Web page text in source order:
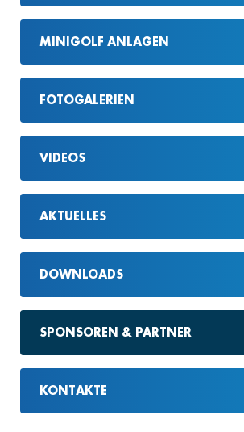
MINIGOLF ANLAGEN
FOTOGALERIEN
VIDEOS
AKTUELLES
DOWNLOADS
SPONSOREN & PARTNER
KONTAKTE